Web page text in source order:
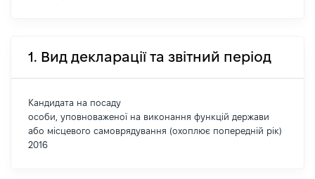
1. Вид декларації та звітний період
Кандидата на посаду
особи, уповноваженої на виконання функцій держави
або місцевого самоврядування (охоплює попередній рік)
2016